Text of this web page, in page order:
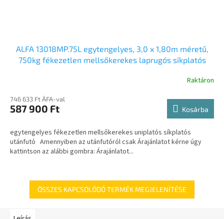
ALFA 13018MP.75L egytengelyes, 3,0 x 1,80m méretű,
750kg fékezetlen mellsőkerekes laprugós síkplatós
Raktáron
746 633 Ft ÁFA-val
587 900 Ft Kosárba
egytengelyes fékezetlen mellsőkerekes uniplatós síkplatós
utánfutó Amennyiben az utánfutóról csak Árajánlatot kérne úgy
kattintson az alábbi gombra: Árajánlatot...
ÖSSZES KAPCSOLÓDÓ TERMÉK MEGJELENÍTÉSE